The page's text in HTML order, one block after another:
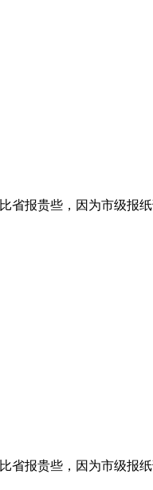
省报贵些，因为市级报
省报贵些，因为市级报